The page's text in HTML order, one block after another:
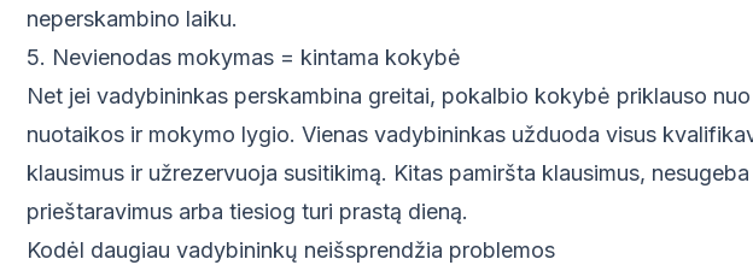
neperskambino laiku.
5. Nevienodas mokymas = kintama kokybė
Net jei vadybininkas perskambina greitai, pokalbio kokybė priklauso
nuotaikos ir mokymo lygio. Vienas vadybininkas užduoda visus
klausimus ir užrezervuoja susitikimą. Kitas pamiršta klausimus,
prieštaravimus arba tiesiog turi prastą dieną.
Kodėl daugiau vadybininkų neišsprendžia problemos